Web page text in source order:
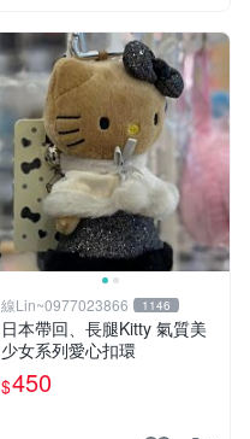
線Lin~0977023866 1146
日本帶回、長腿Kitty 氣質美
少女系列愛心扣環
$450